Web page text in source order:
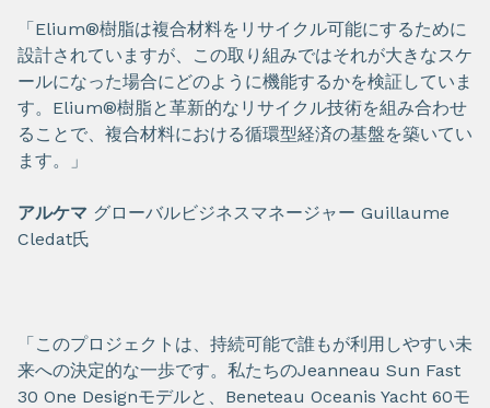
「Elium®樹脂は複合材料をリサイクル可能にするために
設計されていますが、この取り組みではそれが大きなスケ
ールになった場合にどのように機能するかを検証していま
す。Elium®樹脂と革新的なリサイクル技術を組み合わせ
ることで、複合材料における循環型経済の基盤を築いてい
ます。」
アルケマ グローバルビジネスマネージャー Guillaume
Cledat氏
「このプロジェクトは、持続可能で誰もが利用しやすい未
来への決定的な一歩です。私たちのJeanneau Sun Fast
30 One Designモデルと、Beneteau Oceanis Yacht 60モ